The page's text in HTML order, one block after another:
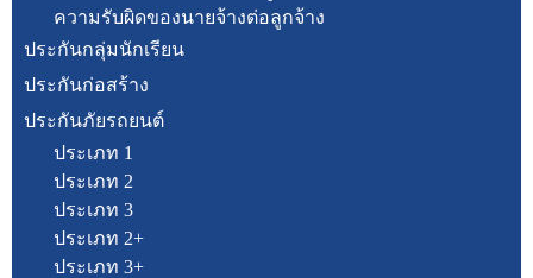
ความรับผิดของนายจ้างต่อลูกจ้าง
ประกันกลุ่มนักเรียน
ประกันก่อสร้าง
ประกันภัยรถยนต์
ประเภท 1
ประเภท 2
ประเภท 3
ประเภท 2+
ประเภท 3+